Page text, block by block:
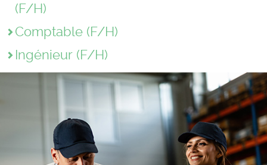
(F/H)
Comptable (F/H)
Ingénieur (F/H)